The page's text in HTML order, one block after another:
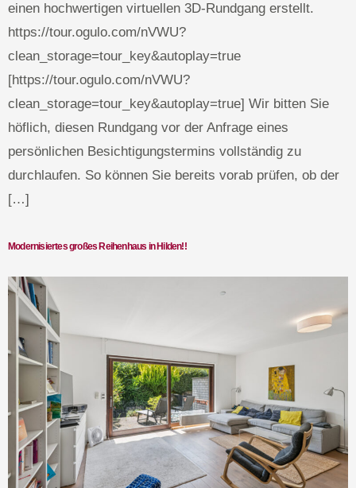
einen hochwertigen virtuellen 3D-Rundgang erstellt.
https://tour.ogulo.com/nVWU?
clean_storage=tour_key&autoplay=true
[https://tour.ogulo.com/nVWU?
clean_storage=tour_key&autoplay=true] Wir bitten Sie
höflich, diesen Rundgang vor der Anfrage eines
persönlichen Besichtigungstermins vollständig zu
durchlaufen. So können Sie bereits vorab prüfen, ob der
[…]
Modernisiertes großes Reihenhaus in Hilden!!